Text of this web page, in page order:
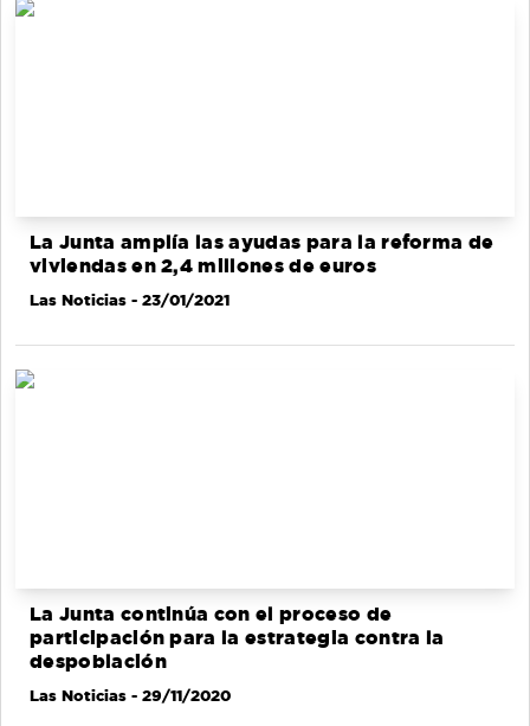
La Junta amplía las ayudas para la reforma de
viviendas en 2,4 millones de euros
Las Noticias - 23/01/2021
La Junta continúa con el proceso de
participación para la estrategia contra la
despoblación
Las Noticias - 29/11/2020